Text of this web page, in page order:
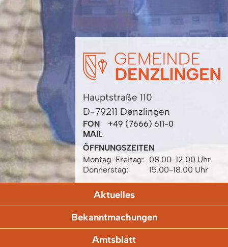
Hauptstraße 110
D-79211 Denzlingen
FON
+49 (7666) 611-0
MAIL
ÖFFNUNGSZEITEN
Montag-Freitag:
08.00-12.00 Uhr
Donnerstag:
15.00-18.00 Uhr
Aktuelles
Bekanntmachungen
Amtsblatt